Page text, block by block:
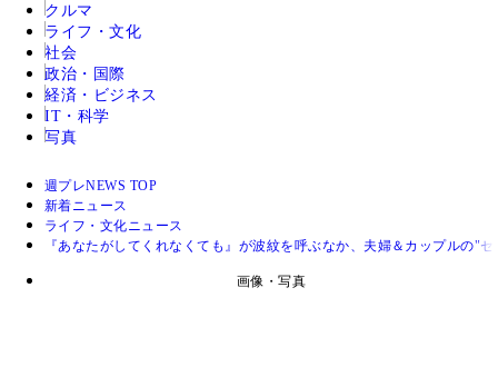
クルマ
ライフ・文化
社会
政治・国際
経済・ビジネス
IT・科学
写真
週プレNEWS TOP
新着ニュース
ライフ・文化ニュース
『あなたがしてくれなくても』が波紋を呼ぶなか、夫婦＆カップルの"
画像・写真